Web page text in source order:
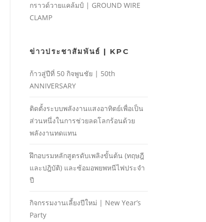
กราวด์วายแคล้มป์ | GROUND WIRE
CLAMP
ข่าวประชาสัมพันธ์ | KPC
ก้าวสู่ปีที่ 50 กิจพูนชัย | 50th
ANNIVERSARY
ติดตั้งระบบพลังงานแสงอาทิตย์เพื่อเป็น
ส่วนหนึ่งในการช่วยลดโลกร้อนด้วย
พลังงานทดแทน
ฝึกอบรมหลักสูตรดับเพลิงขั้นต้น (ทฤษฎี
และปฎิบัติ) และซ้อมอพยพหนีไฟประจํา
ปี
กิจกรรมงานเลี้ยงปีใหม่ | New Year’s
Party